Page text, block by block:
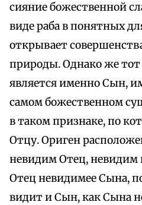
сияние божественной
виде раба в понятных
открывает
природы. Однако же
является именно Сын,
самом божественном
в таком признаке, по
Отцу. Ориген
невидим Отец, невидим
Отец невидимее Сына,
видит и Сын, как Сына